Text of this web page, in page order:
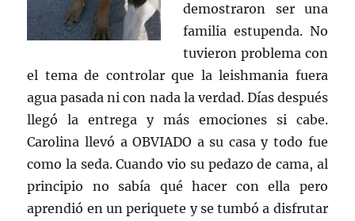
demostraron ser una
familia estupenda. No
tuvieron problema con
el tema de controlar que la leishmania fuera
agua pasada ni con nada la verdad. Días después
llegó la entrega y más emociones si cabe.
Carolina llevó a OBVIADO a su casa y todo fue
como la seda. Cuando vio su pedazo de cama, al
principio no sabía qué hacer con ella pero
aprendió en un periquete y se tumbó a disfrutar